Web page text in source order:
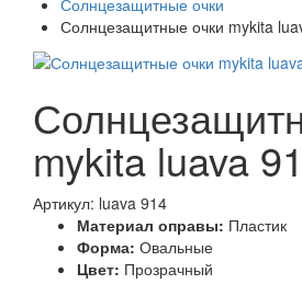
Солнцезащитные очки
Солнцезащитные очки mykita
mykita luava
Артикул: luava 914
Материал оправы: Пластик
Форма: Овальные
Цвет: Прозрачный